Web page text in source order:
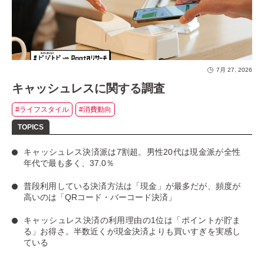
7月 27, 2026
キャッシュレスに関する調査
#ライフスタイル #消費動向
キャッシュレス決済派は7割超 。男性20代は現金派が全性
年代で最も多く、37.0％
普段利用している決済方法は「現金」 が最多だが、 頻度が
高いのは「QRコード・バーコード決済」
キャッシュレス決済の利用理由の1位は「ポイントが貯ま
る」お得さ。 半数近くが現金決済よりも買いすぎを実感し
ている